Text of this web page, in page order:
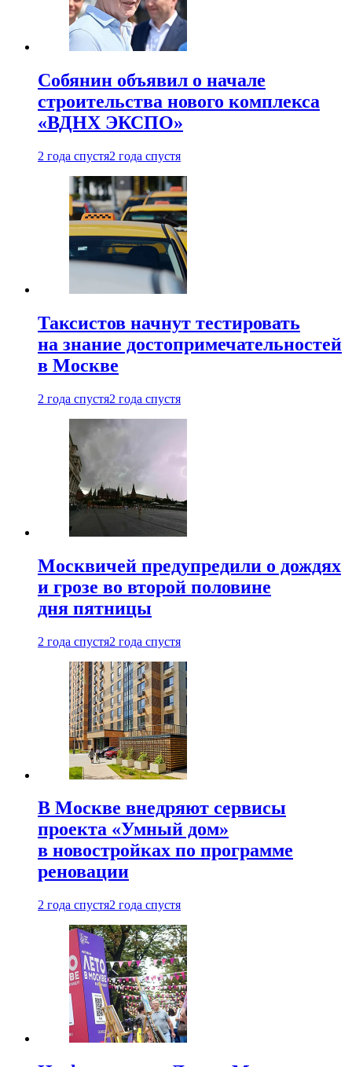
Собянин объявил о начале
строительства нового комплекса
«ВДНХ ЭКСПО»
2 года спустя2 года спустя
Таксистов начнут тестировать
на знание достопримечательностей
в Москве
2 года спустя2 года спустя
Москвичей предупредили о дождях
и грозе во второй половине
дня пятницы
2 года спустя2 года спустя
В Москве внедряют сервисы
проекта «Умный дом»
в новостройках по программе
реновации
2 года спустя2 года спустя